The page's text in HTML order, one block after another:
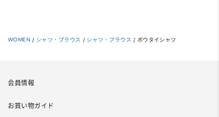
WOMEN / シャツ・ブラウス / シャツ・ブラウス / ボウタイシャツ
会員情報
お買い物ガイド